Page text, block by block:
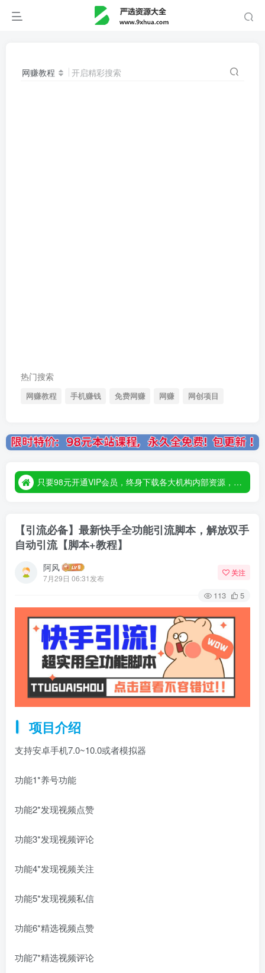
网赚教程 开启精彩搜索
热门搜索
网赚教程 手机赚钱 免费网赚 网赚 网创项目
只要98元开通VIP会员，终身下载各大机构内部资源，一站式草根创业基地，最新最强网赚教程大全，小投入，大回报！
【引流必备】最新快手全功能引流脚本，解放双手
自动引流【脚本+教程】
阿风
7月29日 06:31发布
关注
113 5
项目介绍
支持安卓手机7.0~10.0或者模拟器
功能1*养号功能
功能2*发现视频点赞
功能3*发现视频评论
功能4*发现视频关注
功能5*发现视频私信
功能6*精选视频点赞
功能7*精选视频评论